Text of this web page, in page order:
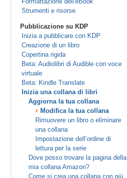
Strumenti e risorse
Pubblicazione su KDP
Inizia a pubblicare con KDP
Creazione di un libro
Copertina rigida
Beta: Audiolibri di Audible con voce
virtuale
Beta: Kindle Translate
Inizia una collana di libri
Aggiorna la tua collana
Modifica la tua collana
Rimuovere un libro o eliminare
una collana
Impostazione dell’ordine di
lettura per la serie
Dove posso trovare la pagina della
mia collana Amazon?
Come si crea una collana con più